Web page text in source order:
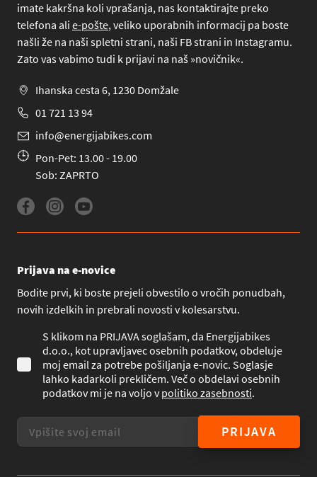
imate kakršna koli vprašanja, nas kontaktirajte preko
telefona ali e-pošte, veliko uporabnih informacij pa boste
našli že na naši spletni strani, naši FB strani in Instagramu.
Zato vas vabimo tudi k prijavi na naš »novičnik«.
Ihanska cesta 6, 1230 Domžale
01 721 13 94
info@energijabikes.com
Pon-Pet: 13.00 - 19.00
Sob: ZAPRTO
Prijava na e-novice
Bodite prvi, ki boste prejeli obvestilo o vročih ponudbah,
novih izdelkih in prebrali novosti v kolesarstvu.
S klikom na PRIJAVA soglašam, da Energijabikes
d.o.o., kot upravljavec osebnih podatkov, obdeluje
moj email za potrebe pošiljanja e-novic. Soglasje
lahko kadarkoli prekličem. Več o obdelavi osebnih
podatkov mi je na voljo vpolitiko zasebnosti.
PRIJAVA